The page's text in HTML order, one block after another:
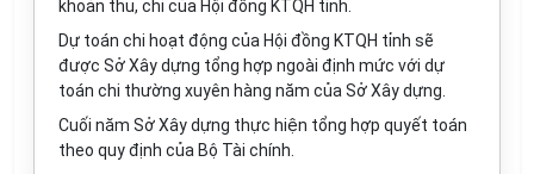
khoản thu, chi của Hội đồng KTQH tỉnh.
Dự toán chi hoạt động của Hội đồng KTQH tỉnh sẽ
được Sở Xây dựng tổng hợp ngoài định mức với dự
toán chi thường xuyên hàng năm của Sở Xây dựng.
Cuối năm Sở Xây dựng thực hiện tổng hợp quyết toán
theo quy định của Bộ Tài chính.